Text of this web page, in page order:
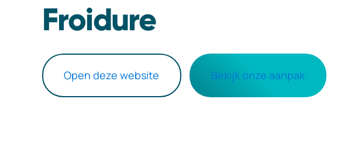
Froidure
Open deze website Bekijk onze aanpak